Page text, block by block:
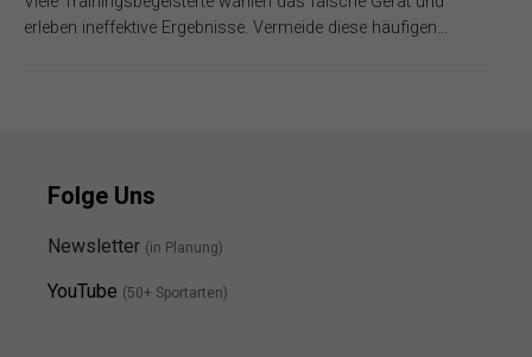
erleben ineffektive Ergebnisse. Vermeide diese häufigen…
Folge Uns
Newsletter (in Planung)
YouTube (50+ Sportarten)